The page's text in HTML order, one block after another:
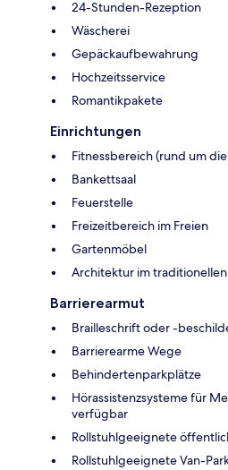
24-Stunden-Rezeption
Wäscherei
Gepäckaufbewahrung
Hochzeitsservice
Romantikpakete
Einrichtungen
Fitnessbereich (rund um
Bankettsaal
Feuerstelle
Freizeitbereich im Freien
Gartenmöbel
Architektur im
Barrierearmut
Brailleschrift oder -
Barrierearme Wege
Behindertenparkplätze
Hörassistenzsysteme für
verfügbar
Rollstuhlgeeignete
Rollstuhlgeeignete Van-